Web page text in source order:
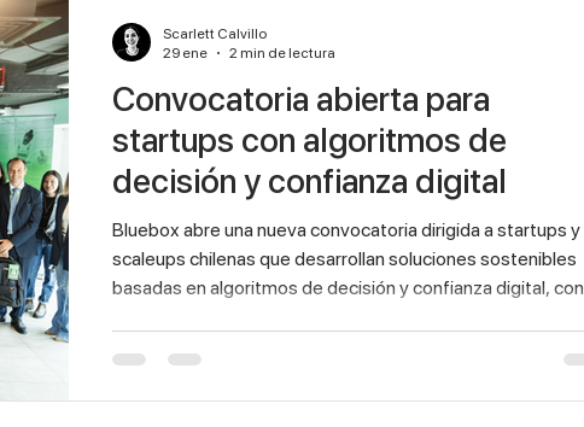
Convocatoria abierta para
startups con algoritmos de
decisión y confianza digital
Bluebox abre una nueva convocatoria dirigida a startups y
scaleups chilenas que desarrollan soluciones sostenibles
basadas en algoritmos de decisión y confianza digital, con
Scarlett Calvillo
29 ene
2 min de lectura